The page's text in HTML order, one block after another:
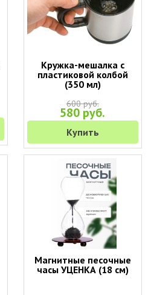
Кружка-мешалка с
пластиковой колбой
(350 мл)
600 руб.
580 руб.
Купить
Магнитные песочные
часы УЦЕНКА (18 см)